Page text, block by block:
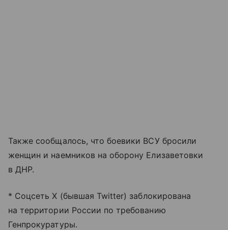
Также сообщалось, что боевики ВСУ бросили
женщин и наемников на оборону Елизаветовки
в ДНР.
* Соцсеть X (бывшая Twitter) заблокирована
на территории России по требованию
Генпрокуратуры.